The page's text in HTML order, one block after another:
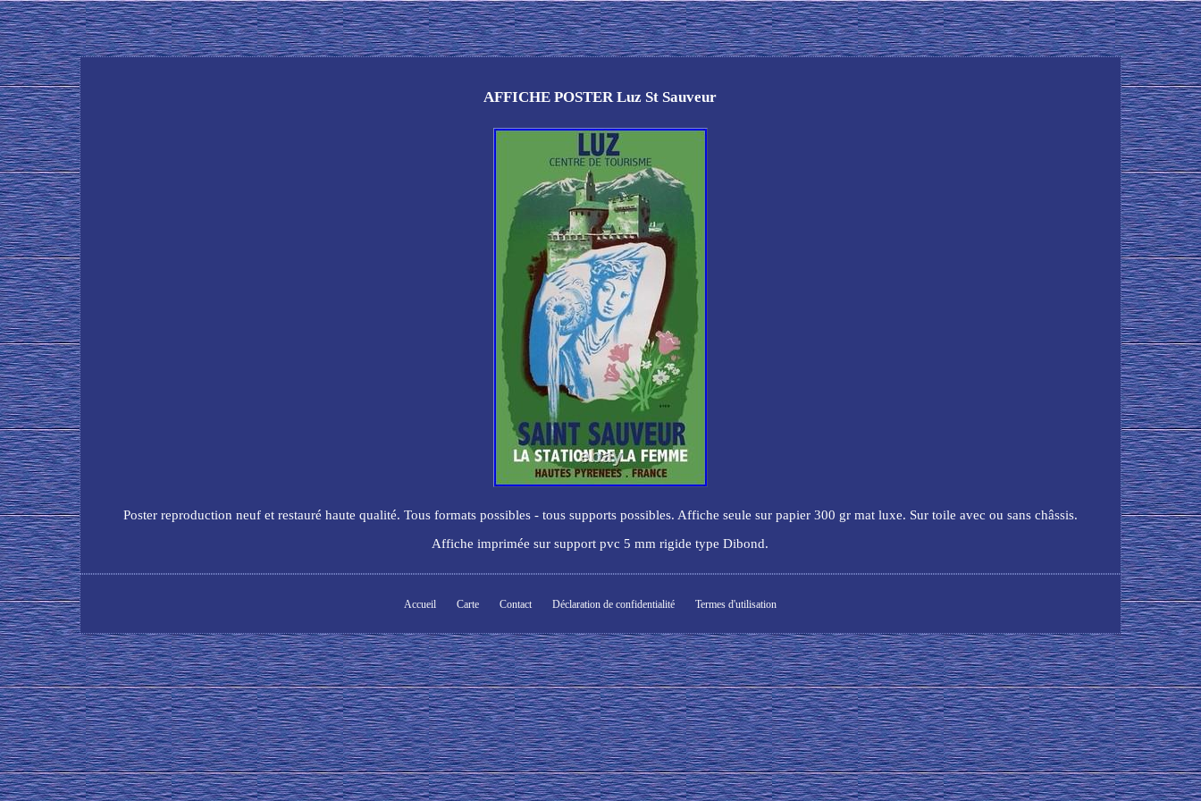
AFFICHE POSTER Luz St Sauveur
Poster reproduction neuf et restauré haute qualité. Tous formats possibles - tous supports possibles. Affiche seule sur papier 300 gr mat luxe. Sur toile avec ou sans châssis.
Affiche imprimée sur support pvc 5 mm rigide type Dibond.
Accueil Carte Contact Déclaration de confidentialité Termes d'utilisation